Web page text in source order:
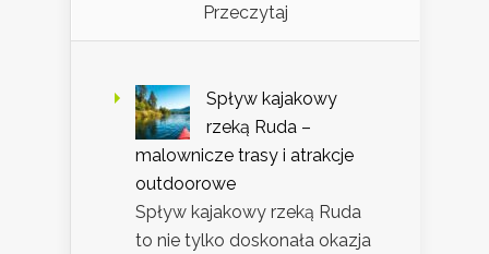
Przeczytaj
Spływ kajakowy
rzeką Ruda –
malownicze trasy i atrakcje
outdoorowe
Spływ kajakowy rzeką Ruda
to nie tylko doskonała okazja